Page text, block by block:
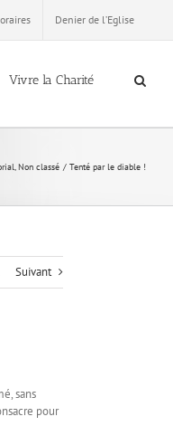
Denier de l’Eglise
Vivre la Charité
Non classé Tenté par le diable !
Suivant
sans
pour